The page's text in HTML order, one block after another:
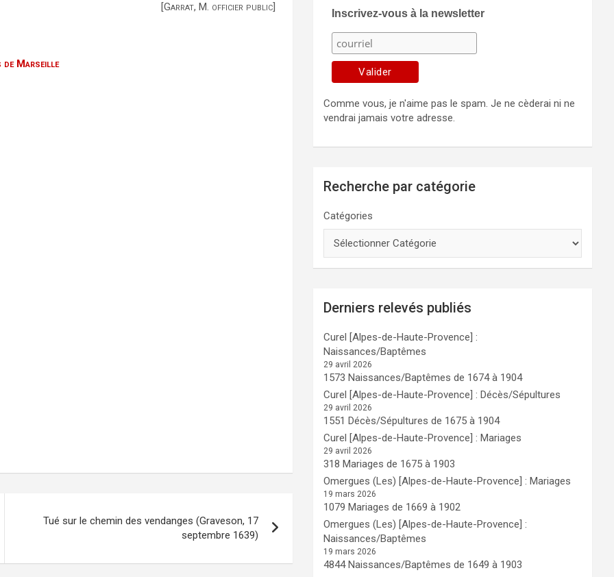
[Garrat, M. officier public]
de Marseille
Tué sur le chemin des vendanges (Graveson, 17
septembre 1639)
Inscrivez-vous à la newsletter
Comme vous, je n'aime pas le spam. Je ne cèderai ni ne
vendrai jamais votre adresse.
Recherche par catégorie
Catégories
Derniers relevés publiés
Curel [Alpes-de-Haute-Provence] :
Naissances/Baptêmes
29 avril 2026
1573 Naissances/Baptêmes de 1674 à 1904
Curel [Alpes-de-Haute-Provence] : Décès/Sépultures
29 avril 2026
1551 Décès/Sépultures de 1675 à 1904
Curel [Alpes-de-Haute-Provence] : Mariages
29 avril 2026
318 Mariages de 1675 à 1903
Omergues (Les) [Alpes-de-Haute-Provence] : Mariages
19 mars 2026
1079 Mariages de 1669 à 1902
Omergues (Les) [Alpes-de-Haute-Provence] :
Naissances/Baptêmes
19 mars 2026
4844 Naissances/Baptêmes de 1649 à 1903